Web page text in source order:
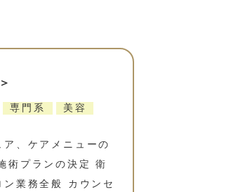
専門系
美容
、ケアメニューの
術プランの決定 衛
業務全般 カウンセ